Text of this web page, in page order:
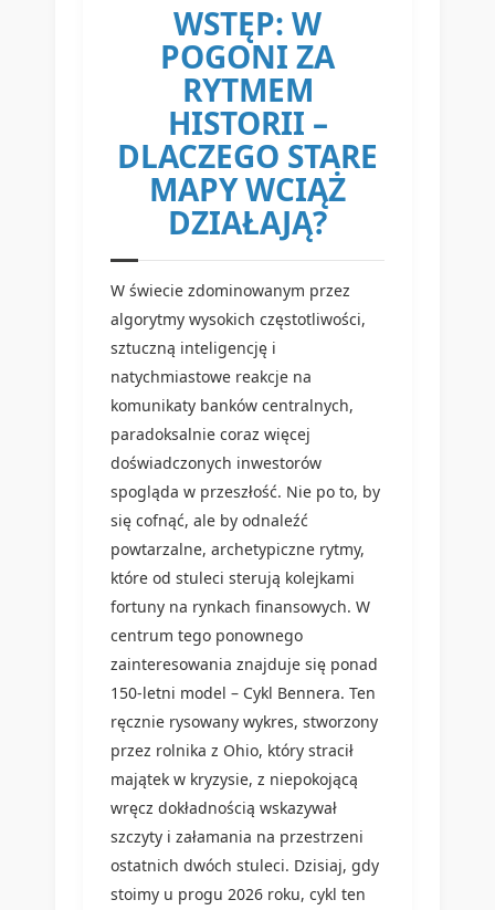
WSTĘP: W
POGONI ZA
RYTMEM
HISTORII –
DLACZEGO STARE
MAPY WCIĄŻ
DZIAŁAJĄ?
W świecie zdominowanym przez
algorytmy wysokich częstotliwości,
sztuczną inteligencję i
natychmiastowe reakcje na
komunikaty banków centralnych,
paradoksalnie coraz więcej
doświadczonych inwestorów
spogląda w przeszłość. Nie po to, by
się cofnąć, ale by odnaleźć
powtarzalne, archetypiczne rytmy,
które od stuleci sterują kolejkami
fortuny na rynkach finansowych. W
centrum tego ponownego
zainteresowania znajduje się ponad
150-letni model – Cykl Bennera. Ten
ręcznie rysowany wykres, stworzony
przez rolnika z Ohio, który stracił
majątek w kryzysie, z niepokojącą
wręcz dokładnością wskazywał
szczyty i załamania na przestrzeni
ostatnich dwóch stuleci. Dzisiaj, gdy
stoimy u progu 2026 roku, cykl ten